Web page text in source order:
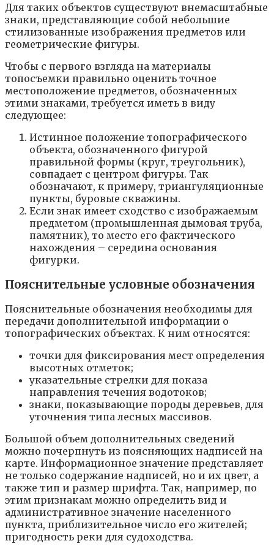
Для таких объектов существуют внемасштабные
знаки, представляющие собой небольшие
стилизованные изображения предметов или
геометрические фигуры.
Чтобы с первого взгляда на материалы
топосъемки правильно оценить точное
местоположение предметов, обозначенных
этими знаками, требуется иметь в виду
следующее:
Истинное положение топографического
объекта, обозначенного фигурой
правильной формы (круг, треугольник),
совпадает с центром фигуры. Так
обозначают, к примеру, триангуляционные
пункты, буровые скважины.
Если знак имеет сходство с изображаемым
предметом (промышленная дымовая труба,
памятник), то место его фактического
нахождения – середина основания
фигурки.
Пояснительные условные обозначения
Пояснительные обозначения необходимы для
передачи дополнительной информации о
топографических объектах. К ним относятся:
точки для фиксирования мест определения
высотных отметок;
указательные стрелки для показа
направления течения водотоков;
знаки, показывающие породы деревьев, для
уточнения типа лесных массивов.
Большой объем дополнительных сведений
можно почерпнуть из поясняющих надписей на
карте. Информационное значение представляет
не только содержание надписей, но и их цвет, а
также тип и размер шрифта. Так, например, по
этим признакам можно определить вид и
административное значение населенного
пункта, приблизительное число его жителей;
пригодность реки для судоходства.